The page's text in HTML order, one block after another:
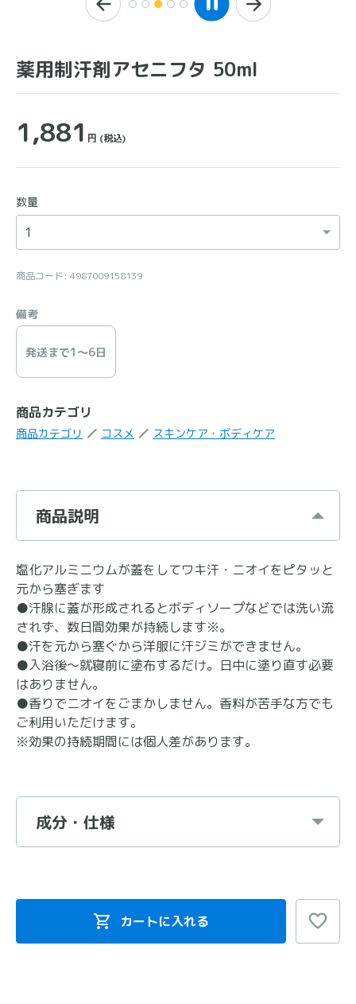
薬用制汗剤アセニフタ 50ml
1,881 円 (税込)
数量
商品コード: 4987009158139
備考
発送まで1〜6日
商品カテゴリ
商品カテゴリ コスメ スキンケア・ボディケア
商品説明
塩化アルミニウムが蓋をしてワキ汗・ニオイをピタッと
元から塞ぎます
●汗腺に蓋が形成されるとボディソープなどでは洗い流
されず、数日間効果が持続します※。
●汗を元から塞ぐから洋服に汗ジミができません。
●入浴後～就寝前に塗布するだけ。日中に塗り直す必要
はありません。
●香りでニオイをごまかしません。香料が苦手な方でも
ご利用いただけます。
※効果の持続期間には個人差があります。
成分・仕様
カートに入れる